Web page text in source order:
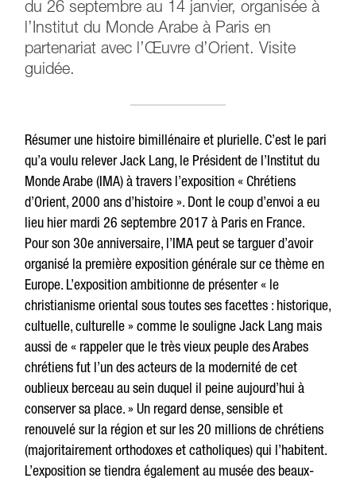
du 26 septembre au 14 janvier, organisée à
l’Institut du Monde Arabe à Paris en
partenariat avec l’Œuvre d’Orient. Visite
guidée.
Résumer une histoire bimillénaire et plurielle. C’est le pari
qu’a voulu relever Jack Lang, le Président de l’Institut du
Monde Arabe (IMA) à travers l’exposition « Chrétiens
d’Orient, 2000 ans d’histoire ». Dont le coup d’envoi a eu
lieu hier mardi 26 septembre 2017 à Paris en France.
Pour son 30e anniversaire, l’IMA peut se targuer d’avoir
organisé la première exposition générale sur ce thème en
Europe. L’exposition ambitionne de présenter « le
christianisme oriental sous toutes ses facettes : historique,
cultuelle, culturelle » comme le souligne Jack Lang mais
aussi de « rappeler que le très vieux peuple des Arabes
chrétiens fut l’un des acteurs de la modernité de cet
oublieux berceau au sein duquel il peine aujourd’hui à
conserver sa place. » Un regard dense, sensible et
renouvelé sur la région et sur les 20 millions de chrétiens
(majoritairement orthodoxes et catholiques) qui l’habitent.
L’exposition se tiendra également au musée des beaux-